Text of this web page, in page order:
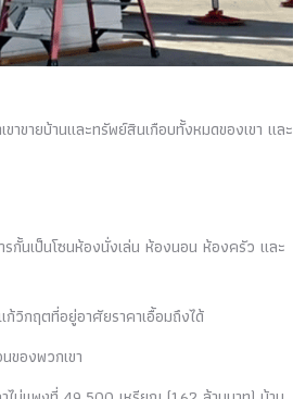
ขายบ้านและทรัพย์สินเกือบทั้งหมดของเขา และ
กั้นเป็นโซนห้องนั่งเล่น ห้องนอน ห้องครัว และ
วิกฤตที่อยู่อาศัยราคาเอื้อมถึงได้
ของพวกเขา